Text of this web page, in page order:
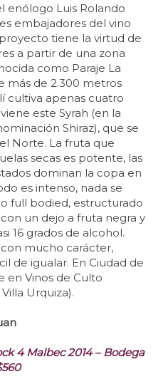
enólogo Luis Rolando
embajadores del vino
tiene la virtud de
a partir de una zona
como Paraje La
más de 2.300 metros
cultiva apenas cuatro
este Syrah (en la
Shiraz), que se
Norte. La fruta que
secas es potente, las
dominan la copa en
es intenso, nada se
full bodied, estructurado
un dejo a fruta negra y
16 grados de alcohol.
mucho carácter,
de igualar. En Ciudad de
en Vinos de Culto
Urquiza).
4 Malbec 2014 – Bodega